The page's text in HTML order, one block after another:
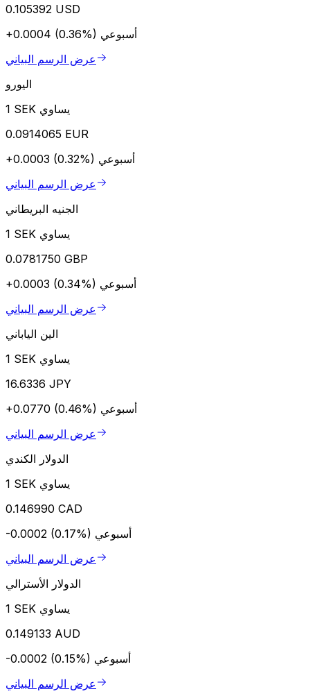
0.105392 USD
+0.0004 (0.36%) أسبوعي
عرض الرسم البياني
اليورو
1 SEK يساوي
0.0914065 EUR
+0.0003 (0.32%) أسبوعي
عرض الرسم البياني
الجنيه البريطاني
1 SEK يساوي
0.0781750 GBP
+0.0003 (0.34%) أسبوعي
عرض الرسم البياني
الين الياباني
1 SEK يساوي
16.6336 JPY
+0.0770 (0.46%) أسبوعي
عرض الرسم البياني
الدولار الكندي
1 SEK يساوي
0.146990 CAD
-0.0002 (0.17%) أسبوعي
عرض الرسم البياني
الدولار الأسترالي
1 SEK يساوي
0.149133 AUD
-0.0002 (0.15%) أسبوعي
عرض الرسم البياني